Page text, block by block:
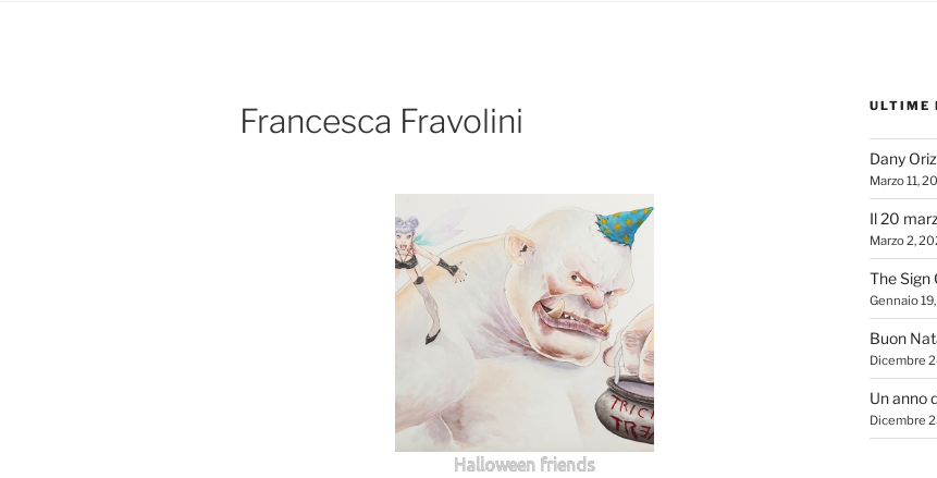
Francesca Fravolini
Halloween friends
ULTIME
Dany
Marzo 11,
Il 20
Marzo 2,
The Sign
Gennaio
Buon
Dicembre
Un anno
Dicembre